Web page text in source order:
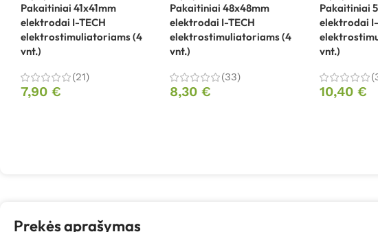
Pakaitiniai 41x41mm
elektrodai I-TECH
elektrostimuliatoriams (4
vnt.)
(21)
7,90 €
Pakaitiniai 48x48mm
elektrodai I-TECH
elektrostimuliatoriams (4
vnt.)
(33)
8,30€
Pakaitiniai
elektrodai I-
vnt.)
10,40 €
Prekės aprašymas